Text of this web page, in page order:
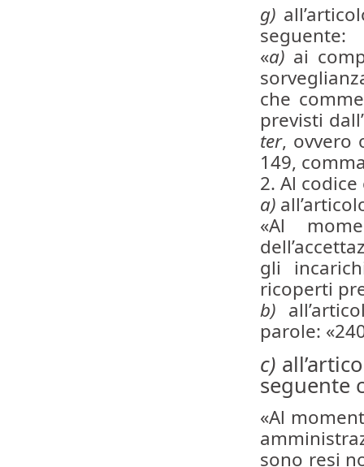
g)
seguente:
«a) ai
che
previsti
ter, ovvero
149,
2. Al
a)
«Al
gli
ricoperti
b)
parole:
c)
seguente
«Al
sono resi